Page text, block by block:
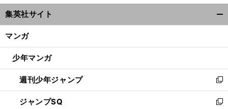
ウ
ィ
ン
ウ
開
く
集英社サイト
マンガ
少年マンガ
週刊少年ジャンプ
新
し
い
ジャンプSQ
新